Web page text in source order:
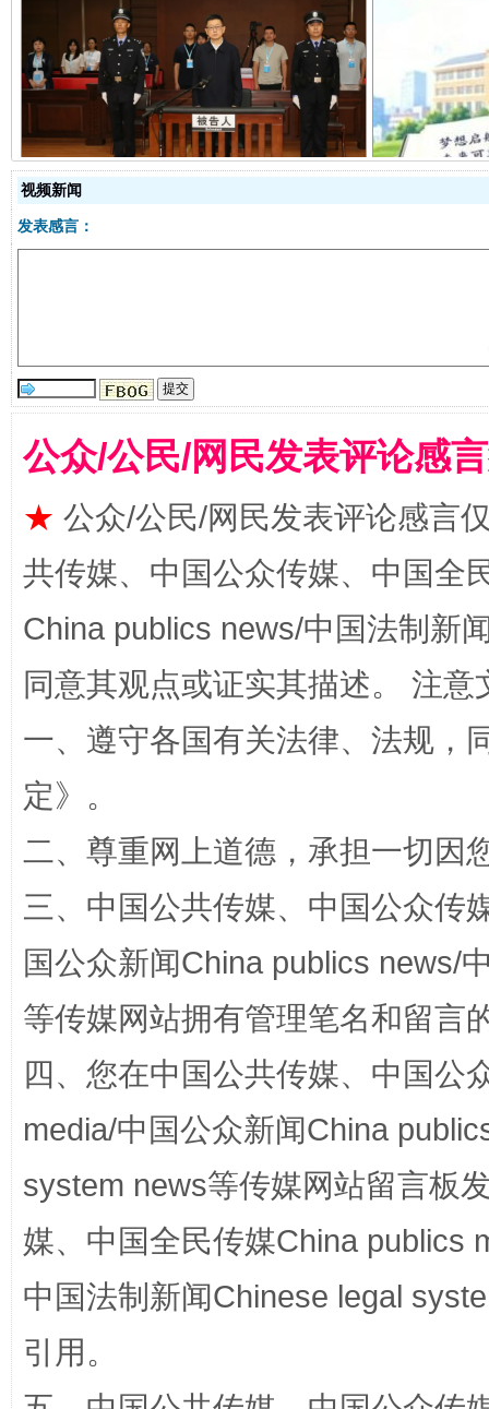
受贿1.44亿！段成刚被判无期 从幼
全民健身五年计划来了！等你上场
阿坝州三大球赛在茂县开幕 规模
国家大学科技园优化重塑工作
扯下公款旅游的“隐身衣” 如何以
视频新闻
发表感言：
公众/公民/网民发表评论感
★ 公众/公民/网民发表评论感言
共传媒、中国公众传媒、中国全
China publics news/中国法制新
同意其观点或证实其描述。 注
一、遵守各国有关法律、法规，
定》。
二、尊重网上道德，承担一切因
三、中国公共传媒、中国公众传
国公众新闻China publics news/
等传媒网站拥有管理笔名和留言
四、您在中国公共传媒、中国公
media/中国公众新闻China
system news等传媒网站留言板
媒、中国全民传媒China publics
中国法制新闻Chinese legal
引用。